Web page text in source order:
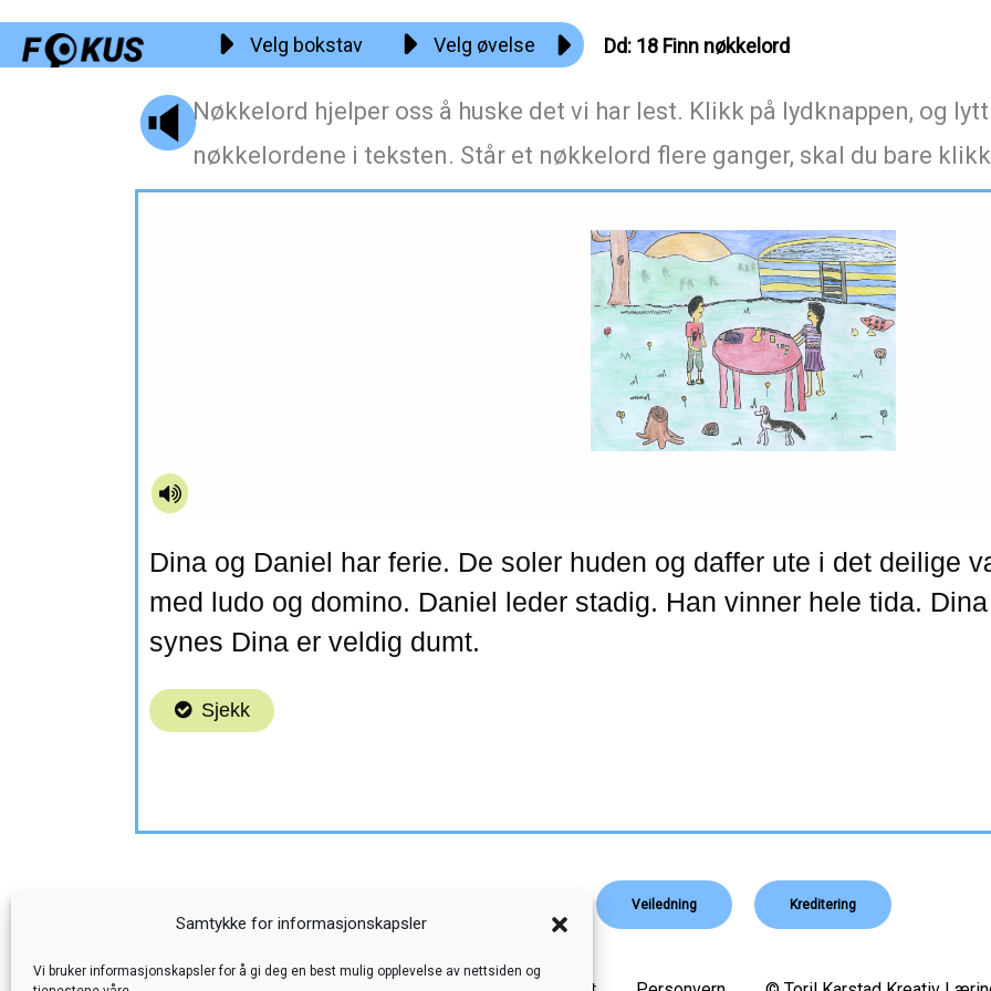
Samtykke for informasjonskapsler
Vi bruker informasjonskapsler for å gi deg en best mulig opplevelse av nettsiden og
rett
Velg bokstav Velg øvelse Dd: 18 Finn nøkkelord
Nøkkelord hjelper oss å huske det vi har lest. Klikk på lydknappen, og
nøkkelordene i teksten. Står et nøkkelord flere ganger, skal du bare
Veiledning Kreditering